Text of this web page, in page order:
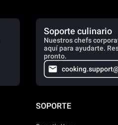
Soporte culinario
Nuestros chefs
aquí para ayudarte.
pronto.
SOPORTE